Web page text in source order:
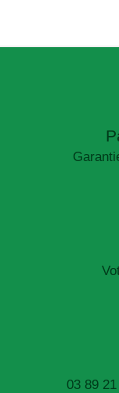
03 89